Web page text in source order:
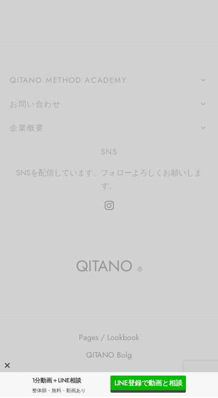
QITANO METHOD ACADEMY
お問い合わせ
企業概要
SNS
SNSを配信しています。フォローよろしくお願いしま
す。
QITANO ®
Pages / Lookbook
QITANO Bolg
©2026 QITANO ®
1分動画＋LINE相談
整体師・無料・動画あり
LINE登録で動画と相談